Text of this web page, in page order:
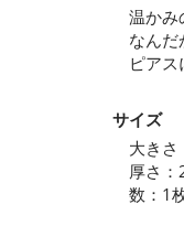
温かみ
なんだ
ピア
サイズ
大きさ
厚さ：
数：1